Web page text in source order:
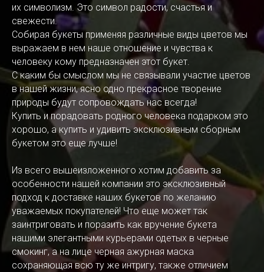
их символизм. Это символ радости, счастья и
свежести.
Собирая букеты применяя различные виды цветов мы
выражаем в нем наше отношение и чувства к
человеку кому предназначен этот букет.
С каким бы смыслом мы не связывали участие цветов
в нашей жизни, ясно одно прекрасное творение
природы будут сопровождать нас всегда!
Купить и порадовать родного человека подарком это
хорошо, а купить и удивить эксклюзивным сборным
букетом это еще лучше!
Из всего вышеизложенного хотим добавить за
особенности нашей компании это эксклюзивный
подход к доставке наших букетов по желанию
уважаемых покупателей! Что еще может так
заинтриговать и поразить как вручение букета
нашими элегантными курьерами одетых в черные
смокинг, а на лице черная ажурная маска
сохраняющая всю ту же интригу, также отличием